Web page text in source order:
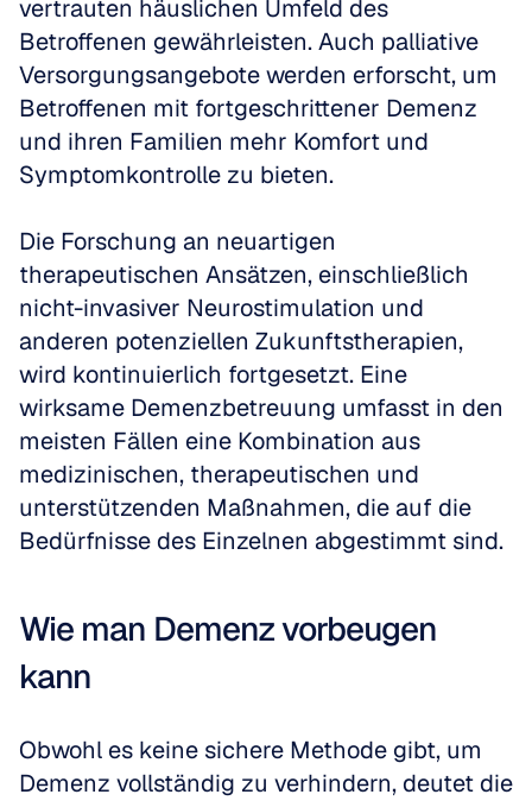
vertrauten häuslichen Umfeld des
Betroffenen gewährleisten. Auch palliative
Versorgungsangebote werden erforscht, um
Betroffenen mit fortgeschrittener Demenz
und ihren Familien mehr Komfort und
Symptomkontrolle zu bieten.
Die Forschung an neuartigen
therapeutischen Ansätzen, einschließlich
nicht-invasiver Neurostimulation und
anderen potenziellen Zukunftstherapien,
wird kontinuierlich fortgesetzt. Eine
wirksame Demenzbetreuung umfasst in den
meisten Fällen eine Kombination aus
medizinischen, therapeutischen und
unterstützenden Maßnahmen, die auf die
Bedürfnisse des Einzelnen abgestimmt sind.
Wie man Demenz vorbeugen
kann
Obwohl es keine sichere Methode gibt, um
Demenz vollständig zu verhindern, deutet die